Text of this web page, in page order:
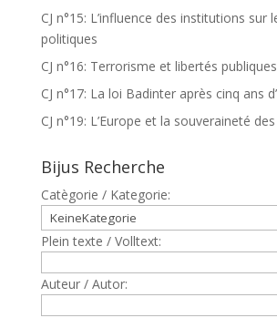
CJ n°15: L’influence des institutions sur
politiques
CJ n°16: Terrorisme et libertés publiques
CJ n°17: La loi Badinter après cinq ans
CJ n°19: L’Europe et la souveraineté
Bijus Recherche
Catègorie / Kategorie:
Plein texte / Volltext:
Auteur / Autor: